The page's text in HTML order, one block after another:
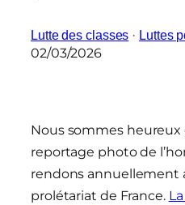
Lutte des classes · Luttes
02/03/2026
Nous sommes heureux
reportage photo de
rendons annuellement
prolétariat de France.